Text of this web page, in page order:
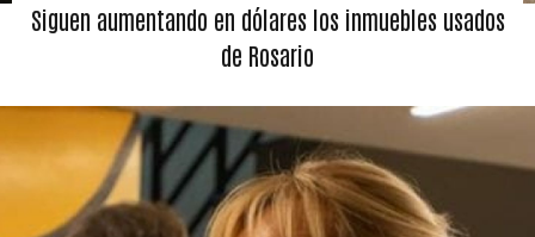
Siguen aumentando en dólares los inmuebles usados
de Rosario